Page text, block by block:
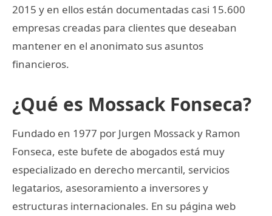
2015 y en ellos están documentadas casi 15.600
empresas creadas para clientes que deseaban
mantener en el anonimato sus asuntos
financieros.
¿Qué es Mossack Fonseca?
Fundado en 1977 por Jurgen Mossack y Ramon
Fonseca, este bufete de abogados está muy
especializado en derecho mercantil, servicios
legatarios, asesoramiento a inversores y
estructuras internacionales. En su página web